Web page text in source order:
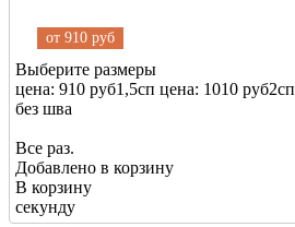
от 910 руб
Выберите размеры
цена: 910 руб1,5сп цена: 1010 руб2сп
без шва
Все раз.
Добавлено в корзину
В корзину
секунду